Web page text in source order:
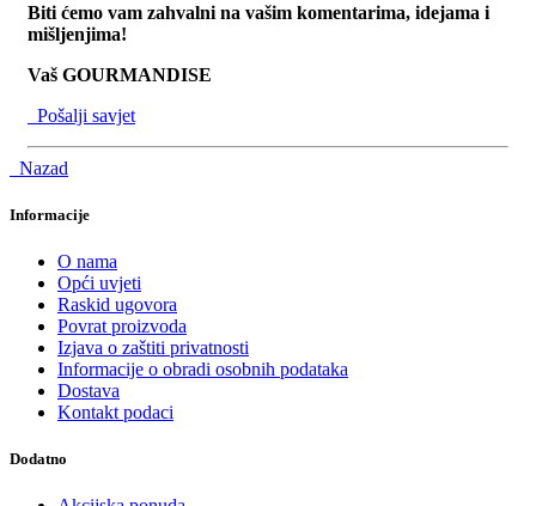
Biti ćemo vam zahvalni na vašim komentarima, idejama i
mišljenjima!
Vaš GOURMANDISE
Pošalji savjet
Nazad
Informacije
O nama
Opći uvjeti
Raskid ugovora
Povrat proizvoda
Izjava o zaštiti privatnosti
Informacije o obradi osobnih podataka
Dostava
Kontakt podaci
Dodatno